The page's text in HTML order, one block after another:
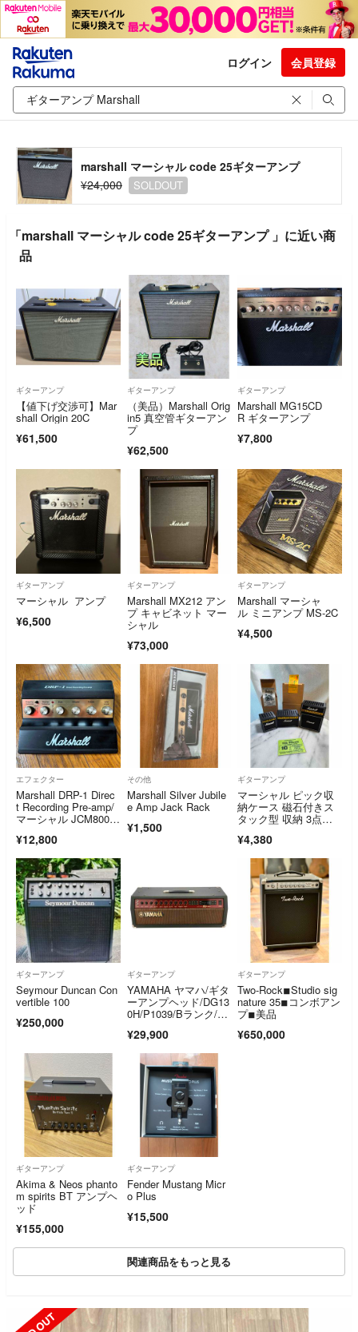
ログイン 会員登録
marshall マーシャル code 25ギターアンプ
¥24,000
SOLDOUT
「marshall マーシャル code 25ギターアンプ 」に近い商
品
ギターアンプ
【値下げ交渉可】Mar
shall Origin 20C
¥61,500
ギターアンプ
（美品）Marshall Orig
in5 真空管ギターアン
プ
¥62,500
ギターアンプ
Marshall MG15CD
R ギターアンプ
¥7,800
ギターアンプ
マーシャル アンプ
¥6,500
ギターアンプ
Marshall MX212 アン
プ キャビネット マー
シャル
¥73,000
ギターアンプ
Marshall マーシャ
ル ミニアンプ MS-2C
¥4,500
エフェクター
Marshall DRP-1 Direc
t Recording Pre-amp/
マーシャル JCM800 J
¥12,800
その他
Marshall Silver Jubile
e Amp Jack Rack
¥1,500
ギターアンプ
マーシャル ピック収
納ケース 磁石付きス
タック型 収納 3点セ
¥4,380
ギターアンプ
Seymour Duncan Con
vertible 100
¥250,000
ギターアンプ
YAMAHA ヤマハ/ギタ
ーアンプヘッド/DG13
0H/P1039/Bランク/62
¥29,900
ギターアンプ
Two-Rock◾︎Studio sig
nature 35◾︎コンボアン
プ◾︎美品
¥650,000
ギターアンプ
Akima & Neos phanto
m spirits BT アンプヘ
ッド
¥155,000
ギターアンプ
Fender Mustang Micr
o Plus
¥15,500
関連商品をもっと見る
SOLD OUT